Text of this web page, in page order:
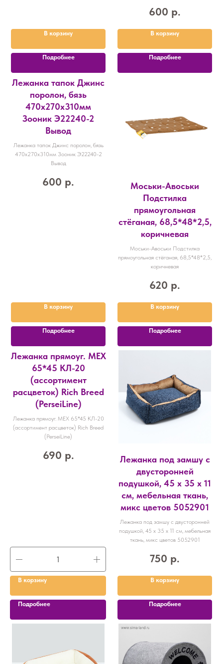
В корзину
Подробнее
600 р.
В корзину
Подробнее
Лежанка тапок Джинс
поролон, бязь
470х270х310мм
Зооник Э22240-2
Вывод
Лежанка тапок Джинс поролон, бязь
470х270х310мм Зооник Э22240-2
Вывод
600 р.
В корзину
Подробнее
Моськи-Авоськи
Подстилка
прямоугольная
стёганая, 68,5*48*2,5,
коричневая
Моськи-Авоськи Подстилка
прямоугольная стёганая, 68,5*48*2,5,
коричневая
620 р.
В корзину
Подробнее
Лежанка прямоуг. МЕХ
65*45 КЛ-20
(ассортимент
расцветок) Rich Breed
(PerseiLine)
Лежанка прямоуг. МЕХ 65*45 КЛ-20
(ассортимент расцветок) Rich Breed
(PerseiLine)
690 р.
В корзину
Подробнее
Лежанка под замшу с
двусторонней
подушкой, 45 х 35 х 11
см, мебельная ткань,
микс цветов 5052901
Лежанка под замшу с двусторонней
подушкой, 45 х 35 х 11 см, мебельная
ткань, микс цветов 5052901
750 р.
В корзину
Подробнее